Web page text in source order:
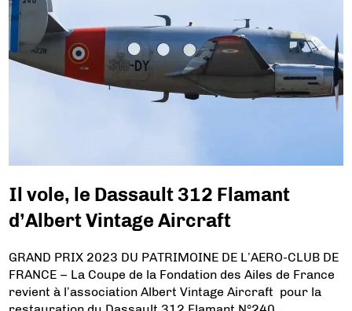
Il vole, le Dassault 312 Flamant
d’Albert Vintage Aircraft
GRAND PRIX 2023 DU PATRIMOINE DE L’AERO-CLUB DE
FRANCE – La Coupe de la Fondation des Ailes de France
revient à l’association Albert Vintage Aircraft pour la